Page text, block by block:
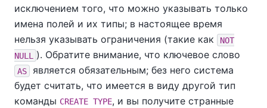
исключением того, что можно указывать только
имена полей и их типы; в настоящее время
нельзя указывать ограничения (такие как
NOT
NULL
). Обратите внимание, что ключевое слово
AS
является обязательным; без него система
будет считать, что имеется в виду другой тип
команды CREATE TYPE, и вы получите странные